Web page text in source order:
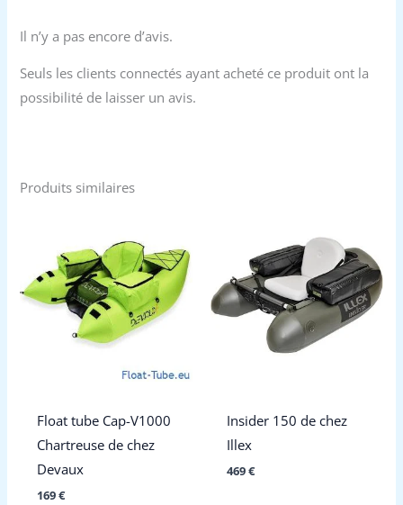
Il n’y a pas encore d’avis.
Seuls les clients connectés ayant acheté ce produit ont la
possibilité de laisser un avis.
Produits similaires
Float tube Cap-V1000
Chartreuse de chez
Devaux
169€
Insider 150 de chez
Illex
469€